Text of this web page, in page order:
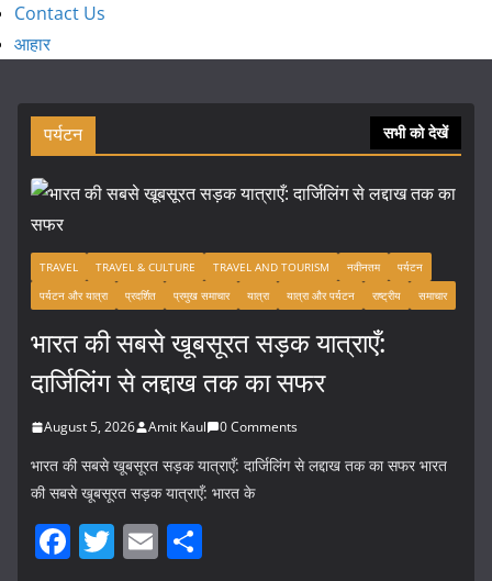
Contact Us
आहार
पर्यटन सभी को देखें
TRAVEL TRAVEL & CULTURE TRAVEL AND TOURISM नवीनतम
पर्यटन
पर्यटन और यात्रा
प्रदर्शित प्रमुख समाचार यात्रा यात्रा और पर्यटन राष्ट्रीय समाचार
भारत की सबसे खूबसूरत सड़क यात्राएँ:
दार्जिलिंग से लद्दाख तक का सफर
August 5, 2026 Amit Kaul 0 Comments
भारत की सबसे खूबसूरत सड़क यात्राएँ: दार्जिलिंग से लद्दाख तक का सफर भारत
की सबसे खूबसूरत सड़क यात्राएँ: भारत के
F T E